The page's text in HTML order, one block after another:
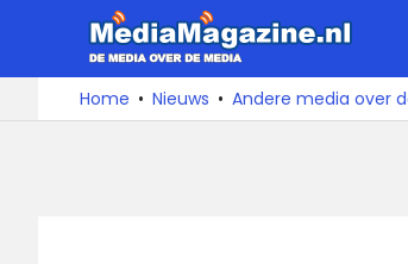
de
De
media
over
Home Nieuws Andere media over